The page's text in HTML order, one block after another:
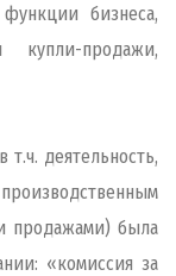
бизнеса,
купли-продажи,
т.ч. деятельность,
продажами) была
«комиссия за